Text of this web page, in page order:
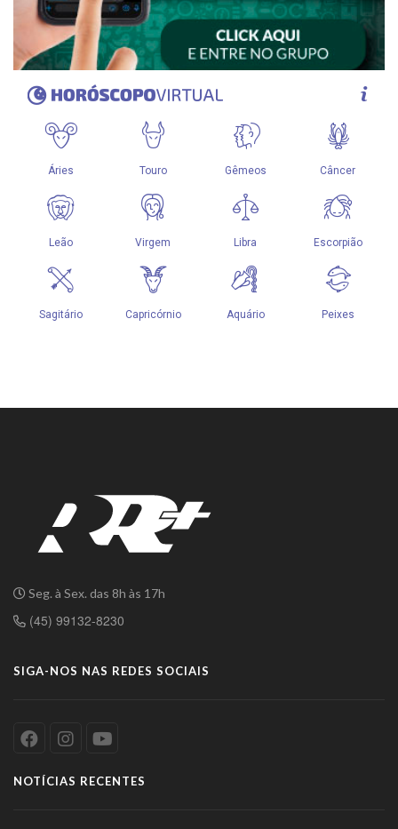
Seg. à Sex. das 8h às 17h
(45) 99132-8230
SIGA-NOS NAS REDES SOCIAIS
NOTÍCIAS RECENTES